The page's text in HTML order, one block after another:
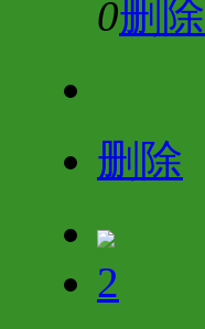
0删除
删除
2